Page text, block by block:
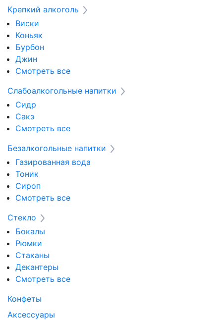
Крепкий алкоголь
Виски
Коньяк
Бурбон
Джин
Смотреть все
Слабоалкогольные напитки
Сидр
Сакэ
Смотреть все
Безалкогольные напитки
Газированная вода
Тоник
Сироп
Смотреть все
Стекло
Бокалы
Рюмки
Стаканы
Декантеры
Смотреть все
Конфеты
Аксессуары